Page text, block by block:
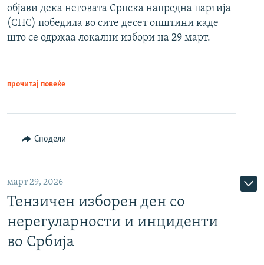
објави дека неговата Српска напредна партија
(СНС) победила во сите десет општини каде
што се одржаа локални избори на 29 март.
прочитај повеќе
Сподели
март 29, 2026
Тензичен изборен ден со
нерегуларности и инциденти
во Србија